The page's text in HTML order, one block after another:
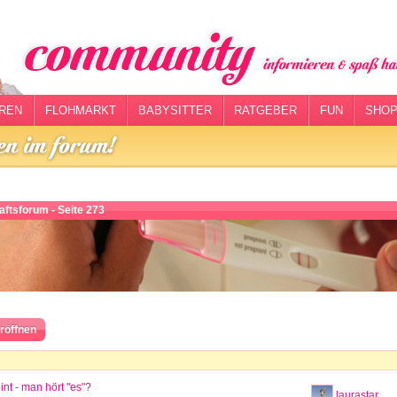
FLOHMARKT BABYSITTER RATGEBER FUN
- Seite 273
- man hört "es"?